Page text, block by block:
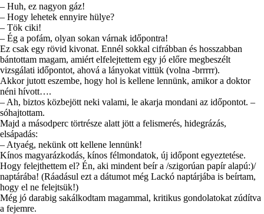
– Huh, ez nagyon gáz!
– Hogy lehetek ennyire hülye?
– Tök ciki!
– Ég a pofám, olyan sokan várnak időpontra!
Ez csak egy rövid kivonat. Ennél sokkal cifrábban és hosszabban
bántottam magam, amiért elfelejtettem egy jó előre megbeszélt
vizsgálati időpontot, ahová a lányokat vittük (volna -brrrrr).
Akkor jutott eszembe, hogy hol is kellene lennünk, amikor a doktor
néni hívott….
– Ah, biztos közbejött neki valami, le akarja mondani az időpontot. –
sóhajtottam.
Majd a másodperc törtrésze alatt jött a felismerés, hidegrázás,
elsápadás:
– Atyaég, nekünk ott kellene lennünk!
Kínos magyarázkodás, kínos félmondatok, új időpont egyeztetése.
Hogy felejthettem el? Én, aki mindent beír a /szigorúan papír alapú:)/
naptárába! (Ráadásul ezt a dátumot még Lackó naptárjába is beírtam,
hogy el ne felejtsük!)
Még jó darabig sakálkodtam magammal, kritikus gondolatokat zúdítva
a fejemre.